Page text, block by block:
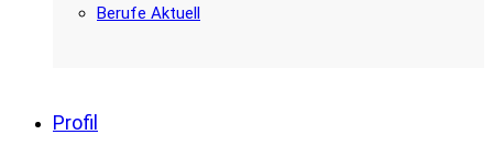
Berufe Aktuell
Profil